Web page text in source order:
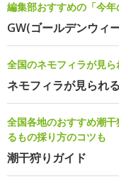
編集部おすすめの「今
GW(ゴールデンウィ
全国のネモフィラが見
ネモフィラが見られ
全国各地のおすすめ潮
るもの採り方のコツも
潮干狩りガイド